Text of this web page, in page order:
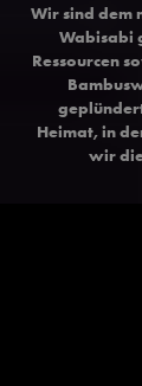
Wir sind dem
Wabisabi
Ressourcen
Heimat, in
wir